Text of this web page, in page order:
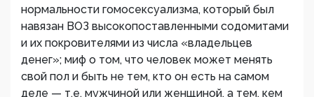
нормальности гомосексуализма, который был
навязан ВОЗ высокопоставленными содомитами
и их покровителями из числа «владельцев
денег»; миф о том, что человек может менять
свой пол и быть не тем, кто он есть на самом
деле — т.е. мужчиной или женщиной, а тем, кем